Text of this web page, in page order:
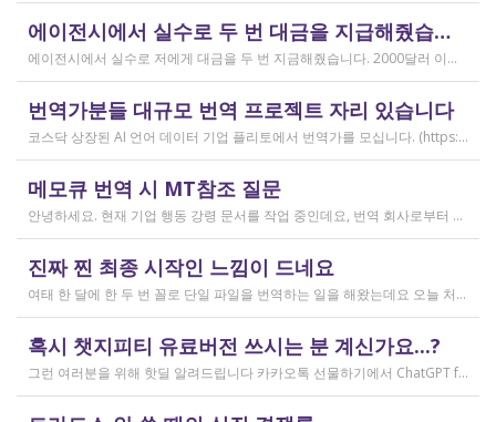
작성일
2026.04.15
에이전시에서 실수로 두 번 대금을 지급해줬습니다
에이전시에서 실수로 저에게 대금을 두 번 지금해줬습니다. 2000달러 이상을 두 번 wise로 지급받았습니다;;;; 에이전시에서 wise측으로 중복입금으로 인한 입금 취소 문의를 했는데 불가능하다고 답변을 받았다고 저에게 문의해달라고 하여, 저도 wise에 문의를 했지만, 입금자 정보를 알려준다면 취소 가능한 것 처럼 말하다가 결국 완료된 송금이라 취소가 불가능하다는 답변을 최종 전달받았습니다. 잘 쓰지 않는 계정이라 대금은 그대로 있는데 이 경우 제가 에이전시 계좌로 2000달러를 직접 재송금해도 문제가 없을까요..?? 추후 제 수익으로 잡혀서 세금문제나 기타 다른 사항이 복잡해질 것 같아서 wise에서 취소해주길 간절히 바랬는데ㅜㅜㅜ 이런경험이 있으시다면 어떻게 해결하셨나요ㅠㅠㅠ;;;
작성일
2026.04.04
번역가분들 대규모 번역 프로젝트 자리 있습니다
코스닥 상장된 AI 언어 데이터 기업 플리토에서 번역가를 모십니다. (https://startups.koraia.org/company/297) • 번역할 내용: 일상 대화, 일반 문장 중심의 단문 데이터 (전문지식 불필요) • 참여 프로젝트: 단문 번역(Human Translation) • 모집 언어쌍: 한국어 <> 다국어 • 목적: AI 학습용 데이터셋 구축 • 근무 형태: 재택 근무(학생, 프리랜서 번역가 환영) • 근무방법: Flitto 플랫폼 또는 엑셀 파일을 이용하여 작업 진행 - 파일 1개당 약 9,800단어 (언어쌍별 상이) - 파일 단위로 작업하며 1개만 참여도 가능 (이후 추가 참여 선택 가능) - 파일 1개 번역에 약 3~4일 데드라인 부여 - 파일 1개 번역 시 약 180,000원 ~ 386,000원 수준 (언어쌍별 상이) - 정산은 월 1회 지급 (플리토 정산 기준) - 프로젝트 기간: 약 1~3개월 (자율 참여) ★작업 단가: 한국어 → 스페인어: 9,800단어, 38.4원/단어, 파일 1개 완료 시 약 376,800원 스페인어 → 한국어: 9,800단어, 33.8원/단어, 파일 1개 완료 시 약 331,000원 한국어 → 러시아어: 9,800단어, 26.1원/단어, 파일 1개 완료 시 약 255,000원 한국어 → 중국어(간체): 9,800단어, 23.0원/단어, 파일 1개 완료 시 약 225,000원 중국어(간체) → 한국어: 16,800글자, 18.4원/글자, 파일 1개 완료 시 약 309,000원 한국어 → 중국어(번체): 9,800단어, 26.1원/단어, 파일 1개 완료 시 약 255,000원 중국어(번체) → 한국어: 16,800글자, 23.0원/글자, 파일 1개 완료 시 약 386,000원 한국어 → 베트남어: 9,800단어, 18.4원/단어, 파일 1개 완료 시 약 180,000원 베트남어 → 한국어: 9,800단어, 23.0원/단어, 파일 1개 완료 시 약 225,000원 *실제 업무시 수령 금액은 단가 및 작업량에 따라 위 금액과 차이가 있을 수 있습니다. *플리토 플랫폼(작업 툴) 작업 시 상응하는 포인트로 단가가 지급됩니다. 다음 링크로 신청 부탁드립니다: https://form.jotform.com/253371208518456?source_channel=albamon
메모큐 번역 시 MT참조 질문
안녕하세요. 현재 기업 행동 강령 문서를 작업 중인데요, 번역 회사로부터 메모큐 서버에서 메모큐 파일을 받았습니다. 번역회사에서 아이디와 비밀번호를 받아서 작업을 하는데 데스크탑 메모큐가 무료 버전이어서인지 이것저것 만져보다 보니(TM(만들어서 처음 해보는 문서 얼라인 시도), 라이브독스, 텀베이스등 눌러보는 행위) 밑의 사진과 같이 번역메모리 연결도 안된다고 하고 분명 어떤 파일에도 체크가 안 되어있는데 하나의 파일로만 연결 가능하다고 해서... 데스크탑 메모큐에서는 번역이 어렵다고 판단하여 그대로 이중언어 파일을 익스포트 해서 트라도스로 번역했습니다. (얼라인먼트 기능 사용해 2023년의 공식 한글 번역을 레퍼런스로 번역) 그랬더니 (메모큐에선 단순했던 코드가 트라도스에 복잡하게 나타나더라고요 아무튼 이것들을 해결하고 QA도 돌리고 나서...) 이중언어 파일을 메모큐에서 받으려다 보니 또 Free mode issue로 지원하지 않는 기능이라고 하더라고요. 그래서... 웹 메모큐를 사용해 태초부터 번역을 진행 중인데, 자동 번역으로 MT가 뜨는 걸 딸깍딸깍하고 확정 중이었는데 뭔가 이래도 되나 하는 생각이 들어서 질문하러 왔습니다. (이렇게 뜨는 걸 딸깍 확정 딸깍 확정 반복...) 클라이언트가 가이드라인을 주진 않았고 처음 파일을 줄 때 그 회사의 텀베이스가 연결된 파일을 줘서 그거 기반으로 한글 뜻이 맞으면 맞는 가이드라인이겠거니 하고 있는데 문장 부호나 말투나 뭔가 좀 기계번역의 날것을 적용하고 있다는 생각이 들어서... 이럴 땐 어떻게 해야하는지 여쭤보고 싶어요. 제가 트라도스로 번역한 세그먼트를 메모큐 타겟 세그먼트에 복붙하면 오류가 나는데 그냥 코드를 빼고 제가 트라도스에서 번역한걸 메모큐로 손수 옮겨야 할까요..!! 오늘 새벽 내내 기술 배우라는게 다른게 아니라 이걸 잘 알아두라는 말이었구나 하면서 깨달음을 얻었습니다...
진짜 찐 최종 시작인 느낌이 드네요
여태 한 달에 한 두 번 꼴로 단일 파일을 번역하는 일을 해왔는데요 오늘 처음으로 모 회사에서 트라도스 패키지 파일로 전달하는 일을!!! 주셔서 열어봤습니다. ...너무 떨리네요 원래 타겟 세그먼트에 아무것도 없었는데, NMT나 100프로 매치로 채워져있고 그래요 맨 처음 일을 받고 돈을 받았을 때가 커리어의 시작이라고 생각했는데 몇 달 동안 그런 식으로 많으면 두 세개 정도의 일을 받다가 오늘 나름 볼륨 있는 업무를 맡게 되니까 뭔가 커리어의 [진짜_찐_시작_최종] 같고 긴장되네요 잘 해내고 싶어서 떨리고,,,,,, 잘 할 수 있을까 싶고 크아악 다들 2월에 일 잘 해내고 계신가요 여태껏 검색 기능을 사용해 눈팅만 해왔는데 산번혁 회원님들의 번역가 라이프는 어떻게 굴러가고 있는지 궁금하네요 호호호
2026.02.20
혹시 챗지피티 유료버전 쓰시는 분 계신가요...?
그런 여러분을 위해 핫딜 알려드립니다 카카오톡 선물하기에서 ChatGPT for Kakao 쳐서 들어가 보시면 한달에 200달러짜리 프로 버전을 2만9천원에 팔고 있습니다. 이벤트 성이라서 계속 판매는 안 할 것 같고 5개 구매 제한도 있긴 하지만, 어차피 3만원씩 내고 플러스 버전 쓰시고 계시다면 같은 가격에 프로 써보는 것도 나쁘지 않을 것 같아요 ㅎㅎ 저도 혹시 사기 아닌가 긴가민가했는데 진짜 프로 버전 맞더라고요.